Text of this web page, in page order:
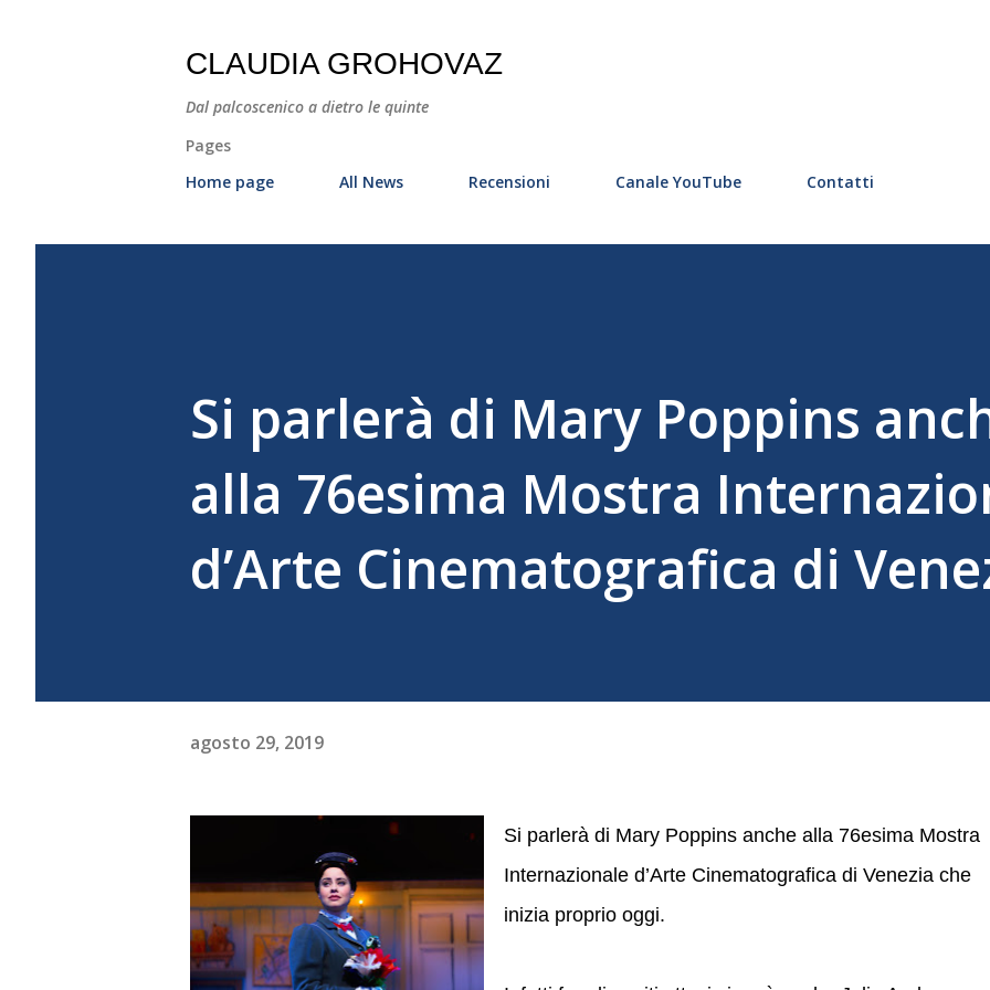
CLAUDIA GROHOVAZ
Dal palcoscenico a dietro le quinte
Pages
Home page
All News Recensioni Canale YouTube Contatti
Si parlerà di Mary Poppins
alla 76esima Mostra
d’Arte Cinematografica di
agosto 29, 2019
Si parlerà di Mary Poppins anche alla 76esima Mostra
Internazionale d’Arte Cinematografica di Venezia che
inizia proprio oggi.